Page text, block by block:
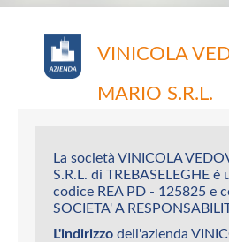
VINICOLA
MARIO S.R.L.
La società VINICOLA
S.R.L. di TREBASELEGHE è
codice REA PD - 125825 e
SOCIETA' A
L'indirizzo dell'azienda